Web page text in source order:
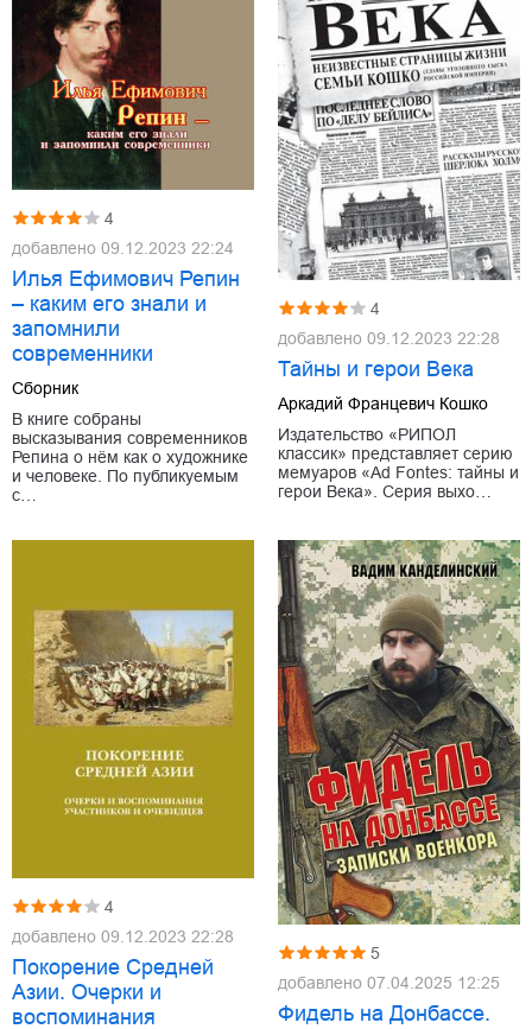
4
добавлено 09.12.2023 22:24
Илья Ефимович Репин
– каким его знали и
запомнили
современники
Сборник
В книге собраны
высказывания современников
Репина о нём как о художнике
и человеке. По публикуемым
с…
4
добавлено 09.12.2023 22:28
Тайны и герои Века
Аркадий Францевич Кошко
Издательство «РИПОЛ
классик» представляет серию
мемуаров «Ad Fontes: тайны и
герои Века». Серия выхо…
4
добавлено 09.12.2023 22:28
Покорение Средней
Азии. Очерки и
воспоминания
5
добавлено 07.04.2025 12:25
Фидель на Донбассе.